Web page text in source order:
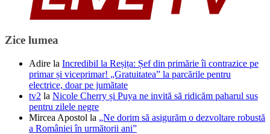
Zice lumea
Adire la Incredibil la Reșița: Șef din primărie îi contrazice pe
primar și viceprimar! „Gratuitatea” la parcările pentru
electrice, doar pe jumătate
tv2 la Nicole Cherry și Puya ne invită să ridicăm paharul sus
pentru zilele negre
Mircea Apostol la „Ne dorim să asigurăm o dezvoltare robustă
a României în următorii ani”